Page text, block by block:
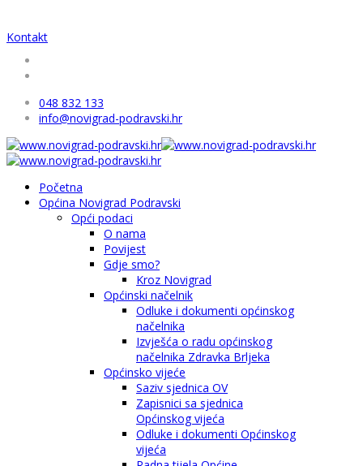
Kontakt
048 832 133
info@novigrad-podravski.hr
Početna
Općina Novigrad Podravski
Opći podaci
O nama
Povijest
Gdje smo?
Kroz Novigrad
Općinski načelnik
Odluke i dokumenti općinskog
načelnika
Izvješća o radu općinskog
načelnika Zdravka Brljeka
Općinsko vijeće
Saziv sjednica OV
Zapisnici sa sjednica
Općinskog vijeća
Odluke i dokumenti Općinskog
vijeća